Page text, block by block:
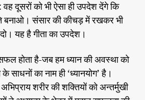
दूसरों को भी ऐसा ही उपदेश देंगे कि
बनाओ। संसार की कीचड़ में रखकर भी
यह है गीता का उपदेश।
सफल होता है-जब हम ध्यान की अवस्था को
साधनों का नाम ही ‘ध्यानयोग’ है।
अभिप्राय शरीर की शक्तियों को अन्तर्मुखी